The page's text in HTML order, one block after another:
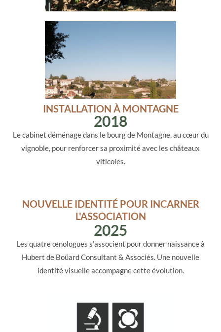
INSTALLATION À MONTAGNE
2018
Le cabinet déménage dans le bourg de Montagne, au cœur du
vignoble, pour renforcer sa proximité avec les châteaux
viticoles.
NOUVELLE IDENTITÉ POUR INCARNER
L'ASSOCIATION
2025
Les quatre œnologues s’associent pour donner naissance à
Hubert de Boüard Consultant & Associés. Une nouvelle
identité visuelle accompagne cette évolution.